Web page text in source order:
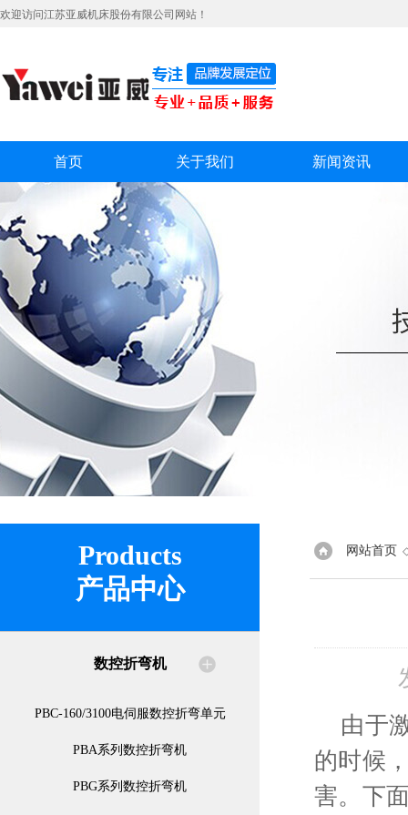
欢迎访问江苏亚威机床股份有限公司网站！
首页 关于我们 新闻资讯
Products
产品中心
数控折弯机
PBC-160/3100电伺服数控折弯单元
PBA系列数控折弯机
PBG系列数控折弯机
网站首页
由于激
的时候
害。下